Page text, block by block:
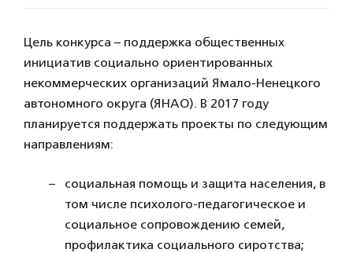
Цель конкурса – поддержка общественных
инициатив социально ориентированных
некоммерческих организаций Ямало-Ненецкого
автономного округа (ЯНАО). В 2017 году
планируется поддержать проекты по следующим
направлениям:
социальная помощь и защита населения, в
том числе психолого-педагогическое и
социальное сопровождению семей,
профилактика социального сиротства;